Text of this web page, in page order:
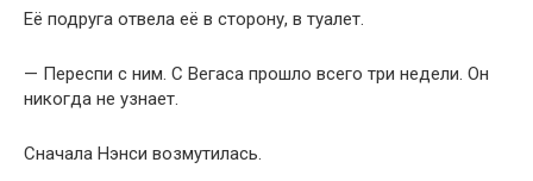
Её подруга отвела её в сторону, в туалет.
— Переспи с ним. С Вегаса прошло всего три недели. Он
никогда не узнает.
Сначала Нэнси возмутилась.